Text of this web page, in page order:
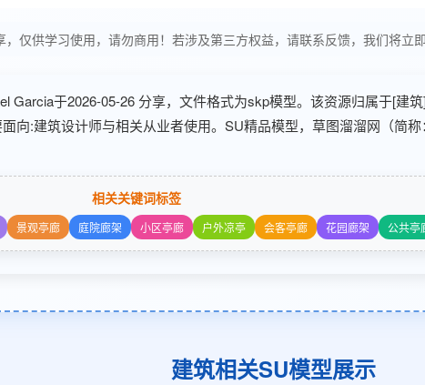
仅供学习使用，请勿商用！若涉及第三方权益，请联系反馈，我们将立
Garcia于2026-05-26 分享，文件格式为skp模型。该资源归属于[建
向:建筑设计师与相关从业者使用。SU精品模型，草图溜溜网（简
相关关键词标签
景观亭廊 庭院廊架 小区亭廊 户外凉亭 会客亭廊 花园廊架 公共亭
建筑相关SU模型展示